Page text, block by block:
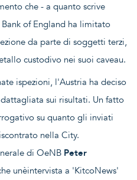
che - a quanto scrive
of England ha limitato
da parte di soggetti terzi,
custodivo nei suoi caveau.
ispezioni, l'Austria ha deciso
sui risultati. Un fatto
su quanto gli inviati
nella City.
di OeNB Peter
unèintervista a 'KitcoNews'